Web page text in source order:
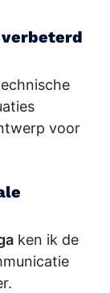
voor
ken ik de